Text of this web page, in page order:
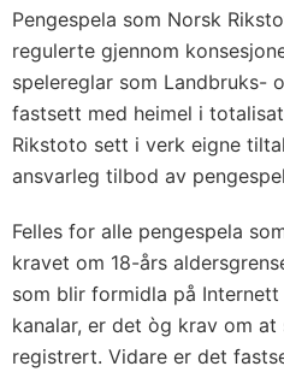
Pengespela som Norsk
regulerte gjennom
spelereglar som Landbruks-
fastsett med heimel i
Rikstoto sett i verk eigne
ansvarleg tilbod av
Felles for alle pengespela
kravet om 18-års
som blir formidla på
kanalar, er det òg krav om at
registrert. Vidare er det